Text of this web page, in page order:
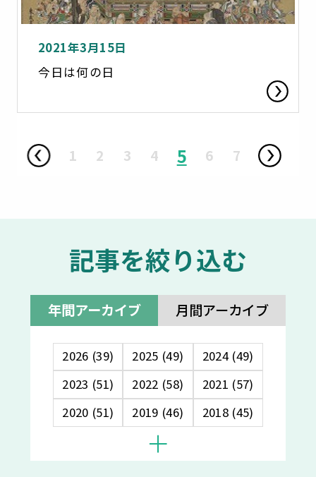
2021年3月15日
今日は何の日
1 2 3 4 5 6 7
記事を絞り込む
年間アーカイブ 月間アーカイブ
2026 (39) 2025 (49)
2024 (49)
2023 (51)
2022 (58)
2021 (57)
2020 (51)
2019 (46) 2018 (45)